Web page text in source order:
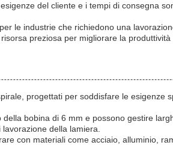
del cliente e i tempi di consegna
le industrie che richiedono una
preziosa per migliorare la
progettati per soddisfare le esigenze
bobina di 6 mm e possono gestire
della lamiera.
con materiali come acciaio, alluminio,